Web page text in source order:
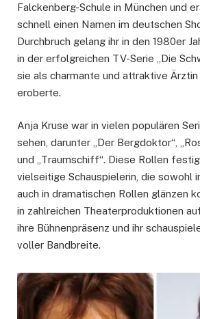
Falckenberg-Schule in München und
schnell einen Namen im deutschen
Durchbruch gelang ihr in den 1980er
in der erfolgreichen TV-Serie „Die
sie als charmante und attraktive
eroberte.
Anja Kruse war in vielen populären
sehen, darunter „Der Bergdoktor“,
und „Traumschiff“. Diese Rollen
vielseitige Schauspielerin, die sowohl
auch in dramatischen Rollen glänzen
in zahlreichen Theaterproduktionen
ihre Bühnenpräsenz und ihr
voller Bandbreite.